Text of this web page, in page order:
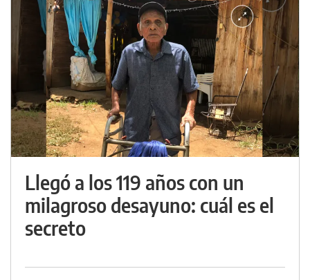
Llegó a los 119 años con un
milagroso desayuno: cuál es el
secreto